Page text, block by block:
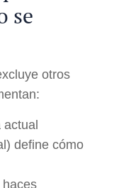
se
otros
actual
define cómo